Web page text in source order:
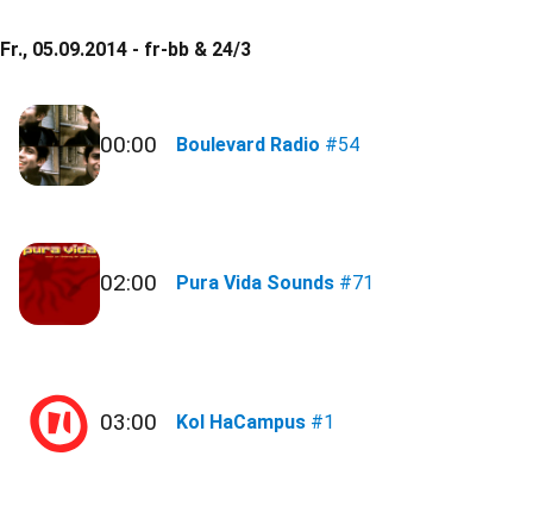
Fr., 05.09.2014 - fr-bb & 24/3
00:00 Boulevard Radio #54
02:00 Pura Vida Sounds #71
03:00 Kol HaCampus #1